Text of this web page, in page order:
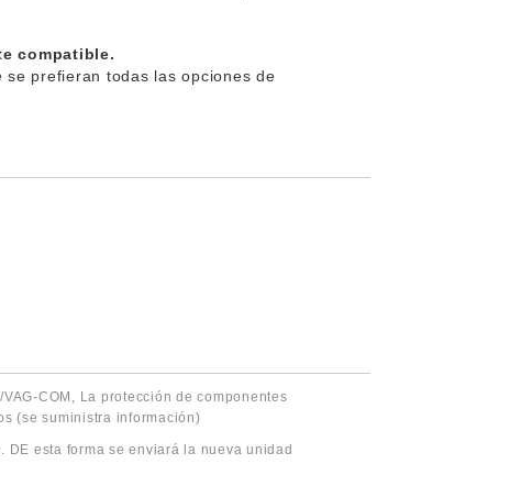
compatible.
prefieran todas las opciones de
COM, La protección de componentes
(se suministra información)
DE esta forma se enviará la nueva unidad